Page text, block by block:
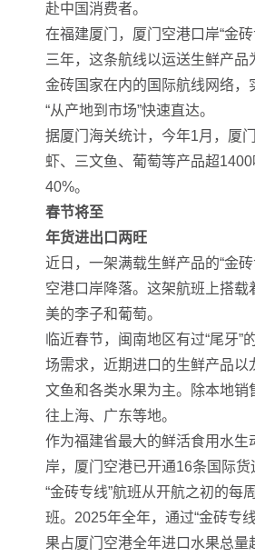
赴中国消费者。
在福建厦门，厦门空港口岸“金
三年，这条航线以运送生鲜产品
金砖国家在内的国际航线网络，
“从产地到市场”快速直达。
据厦门海关统计，今年1月，厦
虾、三文鱼、葡萄等产品超
40%。
春节将至
年货进出口两旺
近日，一架满载生鲜产品的“金砖
空港口岸降落。这架航班上搭载
美的李子和葡萄。
临近春节，闽南地区有过“尾牙”
场需求，近期进口的生鲜产品以
文鱼和各类水果为主。除本地销
往上海、广东等地。
作为福建省最大的鲜活食用水生
岸，厦门空港已开通16条国际货
“金砖专线”航班从开航之初的每
班。2025年全年，通过“金砖专
果占厦门空港全年进口水果总量